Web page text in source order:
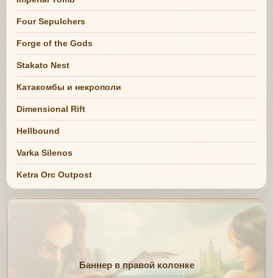
Four Sepulchers
Forge of the Gods
Stakato Nest
Катакомбы и некрополи
Dimensional Rift
Hellbound
Varka Silenos
Ketra Orc Outpost
Баннер в правой колонке